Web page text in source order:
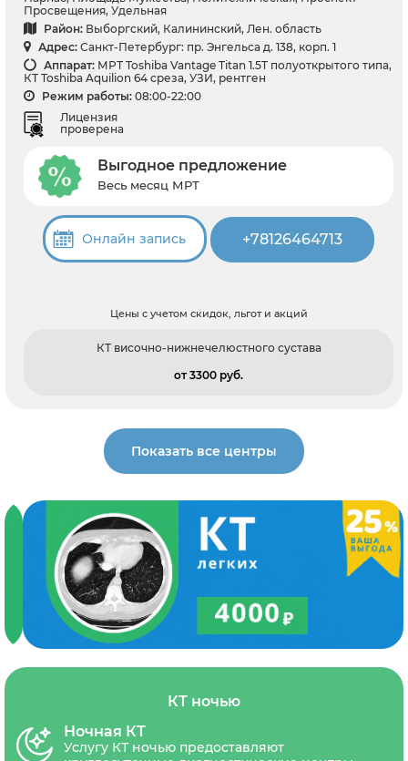
Просвещения, Удельная
Район: Выборгский, Калининский, Лен. область
Адрес: Санкт-Петербург: пр. Энгельса д. 138, корп. 1
Аппарат: МРТ Toshiba Vantage Titan 1.5T полуоткрытого типа,
КТ Toshiba Aquilion 64 среза, УЗИ, рентген
Режим работы: 08:00-22:00
Лицензия
проверена
Выгодное предложение
Весь месяц МРТ
Онлайн запись +78126464713
Цены с учетом скидок, льгот и акций
КТ височно-нижнечелюстного сустава
от 3300 pуб.
Показать все центры
КТ ночью
Ночная КТ
Услугу КТ ночью предоставляют